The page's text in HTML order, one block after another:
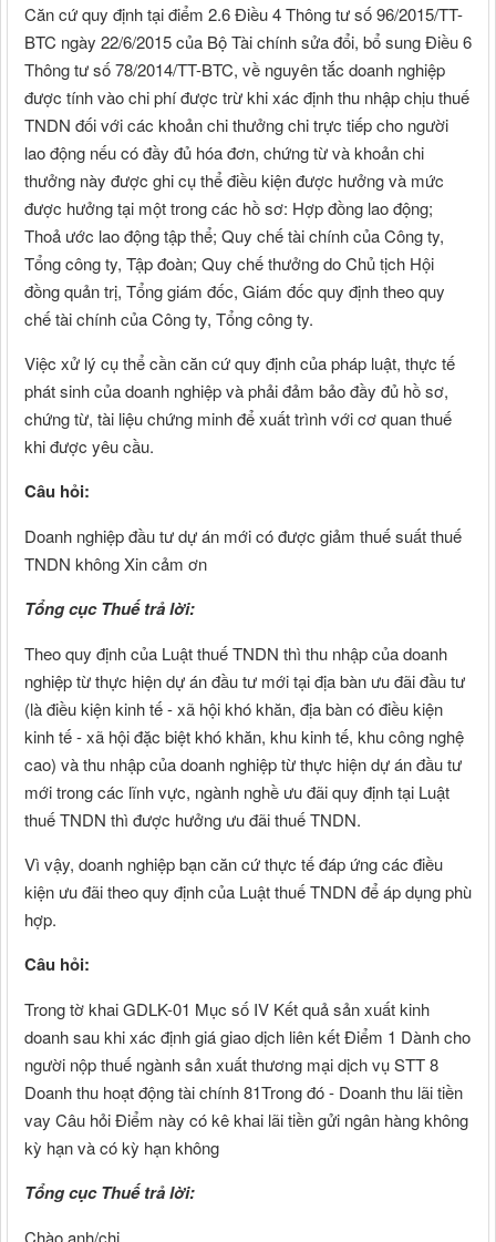
Căn cứ quy định tại điểm 2.6 Điều 4 Thông tư số 96/2015/TT-
BTC ngày 22/6/2015 của Bộ Tài chính sửa đổi, bổ sung Điều 6
Thông tư số 78/2014/TT-BTC, về nguyên tắc doanh nghiệp
được tính vào chi phí được trừ khi xác định thu nhập chịu thuế
TNDN đối với các khoản chi thưởng chi trực tiếp cho người
lao động nếu có đầy đủ hóa đơn, chứng từ và khoản chi
thưởng này được ghi cụ thể điều kiện được hưởng và mức
được hưởng tại một trong các hồ sơ: Hợp đồng lao động;
Thoả ước lao động tập thể; Quy chế tài chính của Công ty,
Tổng công ty, Tập đoàn; Quy chế thưởng do Chủ tịch Hội
đồng quản trị, Tổng giám đốc, Giám đốc quy định theo quy
chế tài chính của Công ty, Tổng công ty.
Việc xử lý cụ thể cần căn cứ quy định của pháp luật, thực tế
phát sinh của doanh nghiệp và phải đảm bảo đầy đủ hồ sơ,
chứng từ, tài liệu chứng minh để xuất trình với cơ quan thuế
khi được yêu cầu.
Câu hỏi:
Doanh nghiệp đầu tư dự án mới có được giảm thuế suất thuế
TNDN không Xin cảm ơn
Tổng cục Thuế trả lời:
Theo quy định của Luật thuế TNDN thì thu nhập của doanh
nghiệp từ thực hiện dự án đầu tư mới tại địa bàn ưu đãi đầu tư
(là điều kiện kinh tế - xã hội khó khăn, địa bàn có điều kiện
kinh tế - xã hội đặc biệt khó khăn, khu kinh tế, khu công nghệ
cao) và thu nhập của doanh nghiệp từ thực hiện dự án đầu tư
mới trong các lĩnh vực, ngành nghề ưu đãi quy định tại Luật
thuế TNDN thì được hưởng ưu đãi thuế TNDN.
Vì vậy, doanh nghiệp bạn căn cứ thực tế đáp ứng các điều
kiện ưu đãi theo quy định của Luật thuế TNDN để áp dụng phù
hợp.
Câu hỏi:
Trong tờ khai GDLK-01 Mục số IV Kết quả sản xuất kinh
doanh sau khi xác định giá giao dịch liên kết Điểm 1 Dành cho
người nộp thuế ngành sản xuất thương mại dịch vụ STT 8
Doanh thu hoạt động tài chính 81Trong đó - Doanh thu lãi tiền
vay Câu hỏi Điểm này có kê khai lãi tiền gửi ngân hàng không
kỳ hạn và có kỳ hạn không
Tổng cục Thuế trả lời:
Chào anh/chị,